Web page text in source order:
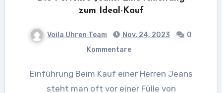
zum Ideal-Kauf
Voila Uhren Team Nov. 24, 2023
0
Kommentare
Einführung Beim Kauf einer Herren Jeans
steht man oft vor einer Fülle von